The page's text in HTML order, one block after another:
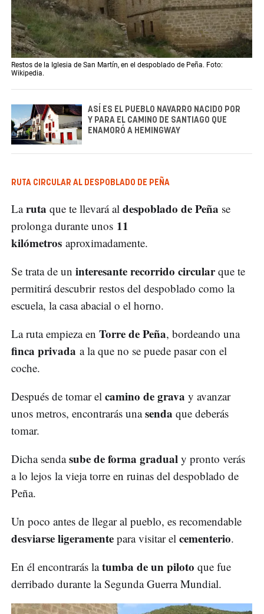
Restos de la Iglesia de San Martín, en el despoblado de Peña. Foto:
Wikipedia.
ASÍ ES EL PUEBLO NAVARRO NACIDO POR
Y PARA EL CAMINO DE SANTIAGO QUE
ENAMORÓ A HEMINGWAY
RUTA CIRCULAR AL DESPOBLADO DE PEÑA
Laruta que te llevará al despoblado de Peña se
prolonga durante unos 11
kilómetros aproximadamente.
Se trata de un interesante recorrido circularque te
permitirá descubrir restos del despoblado como la
escuela, la casa abacial o el horno.
La ruta empieza en Torre de Peña, bordeando una
finca privada a la que no se puede pasar con el
coche.
Después de tomar el camino de grava y avanzar
unos metros, encontrarás unasenda que deberás
tomar.
Dicha sendasube de forma gradual y pronto verás
a lo lejos la vieja torre en ruinas del despoblado de
Peña.
Un poco antes de llegar al pueblo, es recomendable
desviarse ligeramente para visitar el cementerio.
En él encontrarás latumba de un piloto que fue
derribado durante la Segunda Guerra Mundial.